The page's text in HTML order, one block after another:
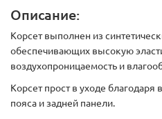
Описание:
Корсет выполнен из
обеспечивающих высокую
воздухопроницаемость и
Корсет прост в уходе
пояса и задней панели.